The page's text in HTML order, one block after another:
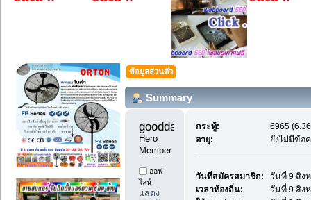
ข้อมูลส่วนตัว
Summary
Hero
Member
ออฟ
ไลน์
แสดง
กระทู้:
6965
อายุ:
ยังไม่มีข้อ
วันที่สมัครสมาชิก:
วันที่ 9 สิง
เวลาท้องถิ่น:
วันที่ 9 สิง